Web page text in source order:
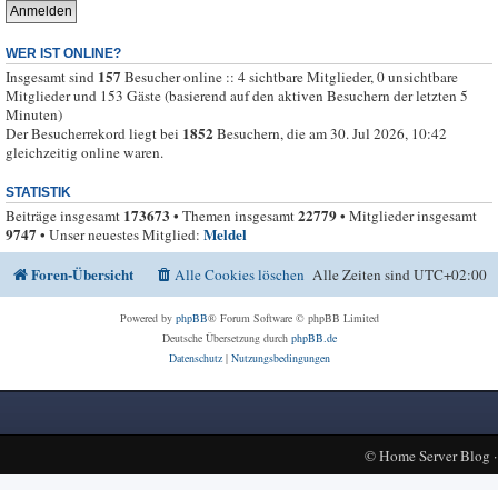
WER IST ONLINE?
Insgesamt sind 157Besucher online :: 4 sichtbare Mitglieder, 0 unsichtbare
Mitglieder und 153 Gäste (basierend auf den aktiven Besuchern der letzten 5
Minuten)
Der Besucherrekord liegt bei 1852Besuchern, die am 30. Jul 2026, 10:42
gleichzeitig online waren.
STATISTIK
Beiträge insgesamt 173673 • Themen insgesamt22779• Mitglieder insgesamt
9747• Unser neuestes Mitglied: Meldel
Foren-Übersicht
Alle Zeiten sindUTC+02:00
Alle Cookies löschen
Powered by phpBB® Forum Software © phpBB Limited
Deutsche Übersetzung durch phpBB.de
Datenschutz| Nutzungsbedingungen
©Home Server Blog